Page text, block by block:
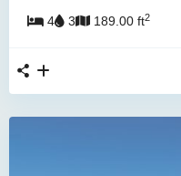
4 3 189.00 ft2